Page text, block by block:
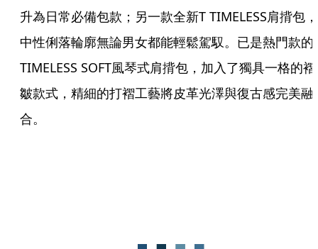
升為日常必備包款；另一款全新T TIMELESS肩揹包，
中性俐落輪廓無論男女都能輕鬆駕馭。已是熱門款的
TIMELESS SOFT風琴式肩揹包，加入了獨具一格的褶
皺款式，精細的打褶工藝將皮革光澤與復古感完美融
合。